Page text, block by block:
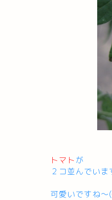
トマト が
２コ並んでいま
可愛いですね～